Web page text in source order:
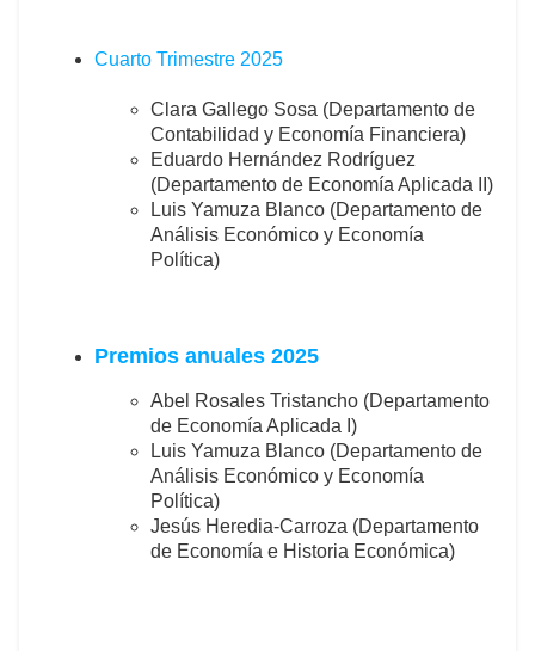
Cuarto Trimestre 2025
Clara Gallego Sosa (Departamento de
Contabilidad y Economía Financiera)
Eduardo Hernández Rodríguez
(Departamento de Economía Aplicada II)
Luis Yamuza Blanco (Departamento de
Análisis Económico y Economía
Política)
Premios anuales 2025
Abel Rosales Tristancho (Departamento
de Economía Aplicada I)
Luis Yamuza Blanco (Departamento de
Análisis Económico y Economía
Política)
Jesús Heredia-Carroza (Departamento
de Economía e Historia Económica)